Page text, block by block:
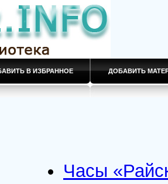
В ИЗБРАННОЕ ДОБАВИТЬ
Часы